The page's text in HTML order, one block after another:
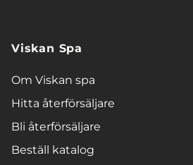
Viskan Spa
Om Viskan spa
Hitta återförsäljare
Bli återförsäljare
Beställ katalog